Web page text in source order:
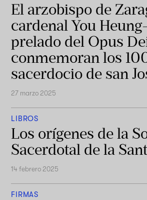
El arzobispo de
cardenal You
prelado del Opus
conmemoran los
sacerdocio de san
27 marzo 2025
LIBROS
Los orígenes de la
Sacerdotal de la
14 febrero 2025
FIRMAS